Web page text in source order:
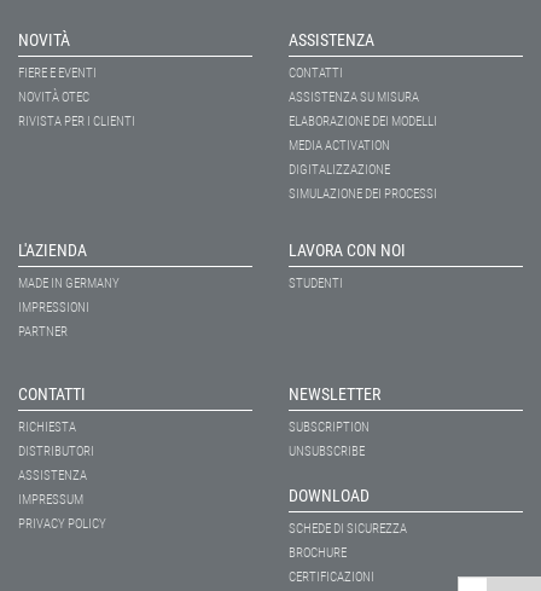
NOVITÀ
FIERE E EVENTI
NOVITÀ OTEC
RIVISTA PER I CLIENTI
ASSISTENZA
CONTATTI
ASSISTENZA SU MISURA
ELABORAZIONE DEI MODELLI
MEDIA ACTIVATION
DIGITALIZZAZIONE
SIMULAZIONE DEI PROCESSI
L'AZIENDA
MADE IN GERMANY
IMPRESSIONI
PARTNER
LAVORA CON NOI
STUDENTI
CONTATTI
RICHIESTA
DISTRIBUTORI
ASSISTENZA
IMPRESSUM
PRIVACY POLICY
NEWSLETTER
SUBSCRIPTION
UNSUBSCRIBE
DOWNLOAD
SCHEDE DI SICUREZZA
BROCHURE
CERTIFICAZIONI